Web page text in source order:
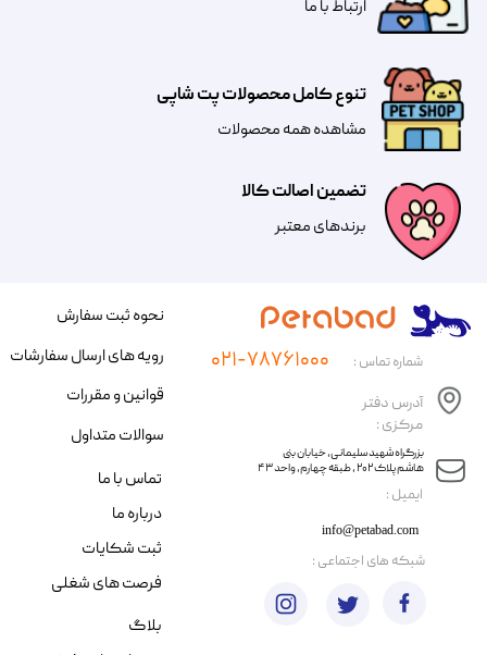
تضمین اصالت کالا
​​برندهای معتبر​​​​​​​
تنوع کامل محصولات پت شاپی
مشاهده همه محصولات
​​​ارتباط با ما
​ایمیل :
آدرس دفتر
مرکزی :
info@petabad.com
​​بزرگراه شهید سلیمانی، خیابان بنی
هاشم پلاک ۲۰۲ ، طبقه چهارم، واحد ۴۳
شماره تماس : ۰۲۱-۷۸۷۶۱۰۰۰
نحوه ثبت سفارش
رویه های ارسال سفارشات
قوانین و مقررات
سوالات متداول
تماس با ما
درباره ما
ثبت شکایات
فرصت های شغلی
​شبکه های اجتماعی :
بلاگ